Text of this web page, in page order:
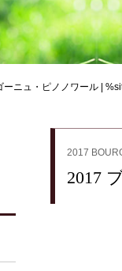
ーニュ・ピノノワール |
2017
2017